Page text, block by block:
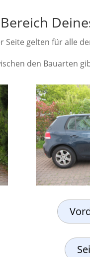
Seite gelten für alle
den Bauarten